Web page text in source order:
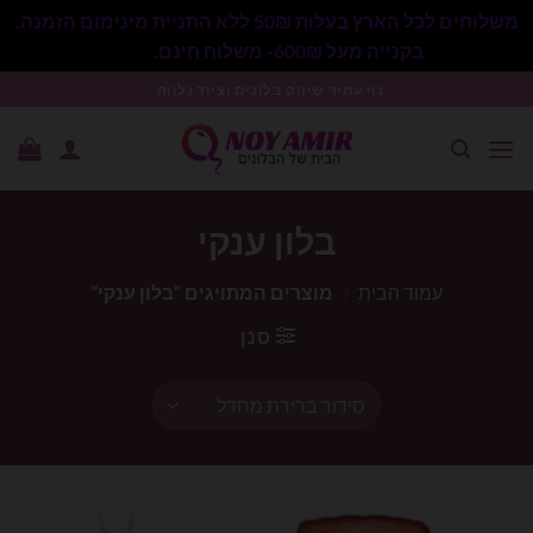
משלוחים לכל הארץ בעלות 50₪ ללא התניית מינימום הזמנה.
בקנייה מעל 600₪- משלוח חינם.
בלון ענקי
עמוד הבית
מוצרים המתויגים “בלון ענקי”
סנן